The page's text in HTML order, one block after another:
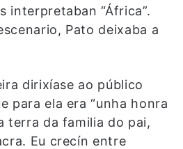
interpretaban “África”.
Pato deixaba a
dirixíase ao público
para ela era “unha honra
terra da familia do pai,
Eu crecín entre